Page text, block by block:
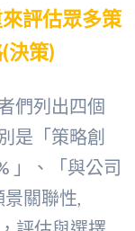
評估眾多策
決策)
們列出四個
是「策略創
」、「與公司
關聯性,